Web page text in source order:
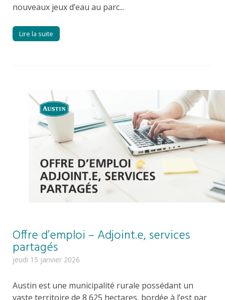
nouveaux jeux d’eau au parc...
Lire la suite
Offre d’emploi – Adjoint.e, services
partagés
jeudi 15 janvier 2026
Austin est une municipalité rurale possédant un
vaste territoire de 8 625 hectares, bordée à l’est par